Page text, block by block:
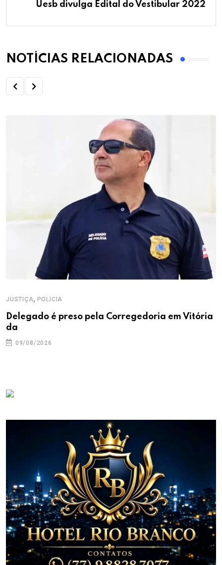
Uesb divulga Edital do Vestibular 2022
NOTÍCIAS RELACIONADAS
JUSTIÇA, POLICIA
Delegado é preso pela Corregedoria em Vitória
da
09/08/2026